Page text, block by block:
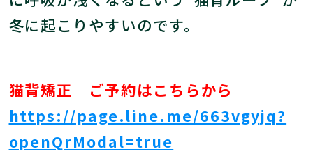
冬に起こりやすいのです。
猫背矯正 ご予約はこちらから
https://page.line.me/663vgyjq?
openQrModal=true